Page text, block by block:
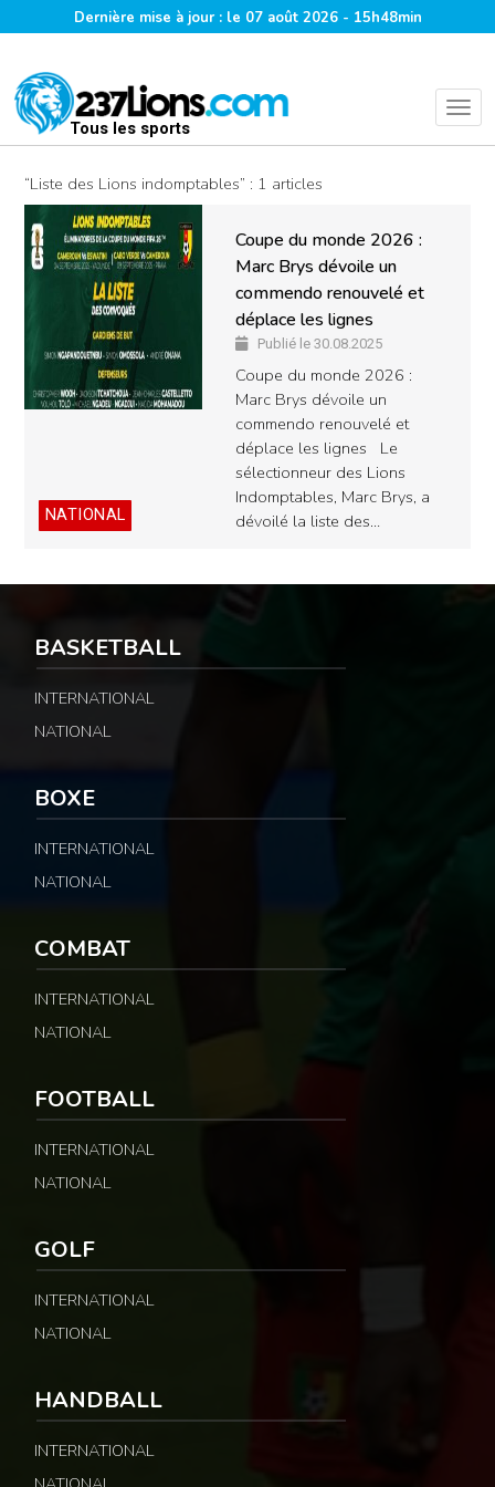
Dernière mise à jour : le 07 août 2026 - 15h48min
Tous les sports
“Liste des Lions indomptables” : 1 articles
NATIONAL
Coupe du monde 2026 :
Marc Brys dévoile un
commendo renouvelé et
déplace les lignes
Publié le 30.08.2025
Coupe du monde 2026 :
Marc Brys dévoile un
commendo renouvelé et
déplace les lignes Le
sélectionneur des Lions
Indomptables, Marc Brys, a
dévoilé la liste des…
BASKETBALL
INTERNATIONAL
NATIONAL
BOXE
INTERNATIONAL
NATIONAL
COMBAT
INTERNATIONAL
NATIONAL
FOOTBALL
INTERNATIONAL
NATIONAL
GOLF
INTERNATIONAL
NATIONAL
HANDBALL
INTERNATIONAL